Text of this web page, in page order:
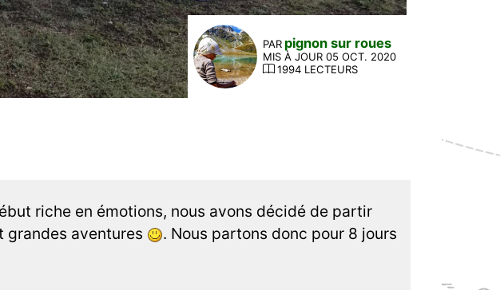
PAR pignon sur roues
MIS À JOUR 05 OCT. 2020
1994 LECTEURS
riche en émotions, nous avons décidé de partir
grandes aventures
. Nous partons donc pour 8 jours